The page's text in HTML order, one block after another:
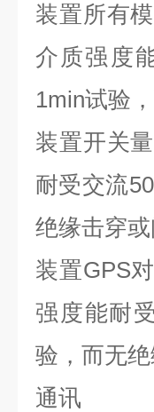
装置所有
介质强度
1min试验
装置开关
耐受交流
绝缘击穿或
装置GPS
强度能耐
验，而无绝
通讯